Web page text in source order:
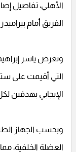
الأهلي، تفاصيل
الفريق أمام
وتعرض ياسر
التي أقيمت على
الإيجابي بهدفين
وبحسب الجهاز
العضلة الخلفية،